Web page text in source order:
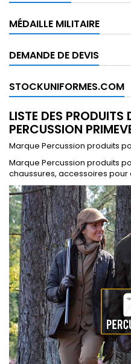
MÉDAILLE MILITAIRE
DEMANDE DE DEVIS
STOCKUNIFORMES.COM
LISTE DES PRODUITS
PERCUSSION
Marque Percussion produits
Marque Percussion produits
chaussures, accessoires